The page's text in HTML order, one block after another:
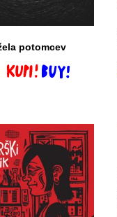
potomcev
Dodaj v košarico